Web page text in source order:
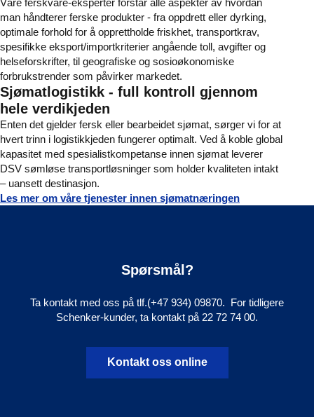
Våre ferskvare-eksperter forstår alle aspekter av hvordan
man håndterer ferske produkter - fra oppdrett eller dyrking,
optimale forhold for å opprettholde friskhet, transportkrav,
spesifikke eksport/importkriterier angående toll, avgifter og
helseforskrifter, til geografiske og sosioøkonomiske
forbrukstrender som påvirker markedet.
Sjømatlogistikk - full kontroll gjennom
hele verdikjeden
Enten det gjelder fersk eller bearbeidet sjømat, sørger vi for at
hvert trinn i logistikkjeden fungerer optimalt. Ved å koble global
kapasitet med spesialistkompetanse innen sjømat leverer
DSV sømløse transportløsninger som holder kvaliteten intakt
– uansett destinasjon.
Les mer om våre tjenester innen sjømatnæringen
Spørsmål?
Ta kontakt med oss på tlf.(+47 934) 09870. For tidligere
Schenker-kunder, ta kontakt på 22 72 74 00.
Kontakt oss online